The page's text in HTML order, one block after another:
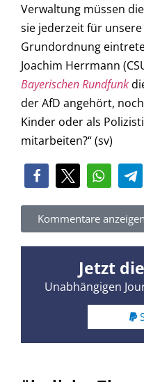
Verwaltung müssen
sie jederzeit für
Grundordnung
Joachim Herrmann
Bayerischen Rundfunk
der AfD angehört,
Kinder oder als
mitarbeiten?“ (sv)
Kommentare anzeigen
Jetzt
Unabhängigen